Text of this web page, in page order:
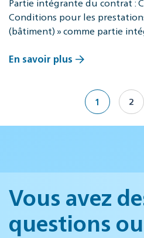
Partie intégrante du contrat :
Conditions pour les
(bâtiment) » comme partie
En savoir plus
1 2
Vous avez
questions